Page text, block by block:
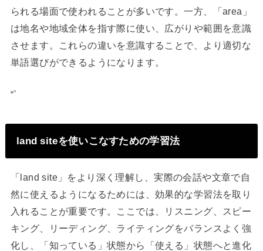
られる場面で使われることが多いです。一方、「area」
は地名や地域全体を指す際に使い、広がりや範囲を意識
させます。これらの違いを意識することで、より適切な
単語選びができるようになります。
“`
land siteを使いこなすための学習法
「land site」をより深く理解し、実際の会話や文章で自
然に使えるようになるためには、効果的な学習法を取り
入れることが重要です。ここでは、リスニング、スピー
キング、リーディング、ライティングをバランスよく強
化し、「知っている」状態から「使える」状態へと進化